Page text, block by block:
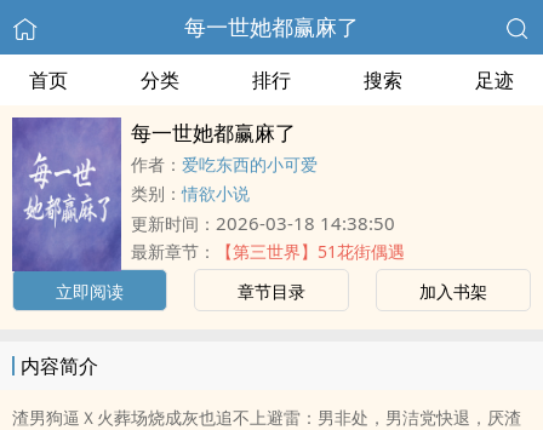
每一世她都赢麻了
首页 分类 排行 搜索 足迹
每一世她都赢麻了
作者： 爱吃东西的小可爱
类别：情欲小说
更新时间： 2026-03-18 14:38:50
最新章节：
【第三世界】51花街偶遇
立即阅读
章节目录 加入书架
内容简介
渣男狗逼Ｘ火葬场烧成灰也追不上避雷：男非处，男洁党快退，厌渣